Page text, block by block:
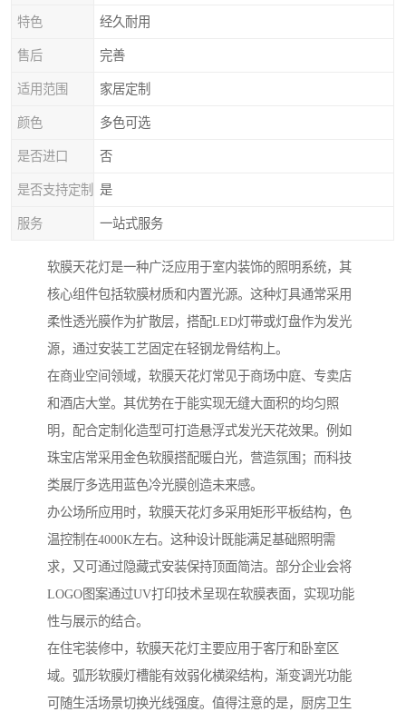
特色 经久耐用
售后 完善
适用范围 家居定制
颜色 多色可选
是否进口 否
是否支持定制 是
服务 一站式服务
软膜天花灯是一种广泛应用于室内装饰的照明系统，其
核心组件包括软膜材质和内置光源。这种灯具通常采用
柔性透光膜作为扩散层，搭配LED灯带或灯盘作为发光
源，通过安装工艺固定在轻钢龙骨结构上。
在商业空间领域，软膜天花灯常见于商场中庭、专卖店
和酒店大堂。其优势在于能实现无缝大面积的均匀照
明，配合定制化造型可打造悬浮式发光天花效果。例如
珠宝店常采用金色软膜搭配暖白光，营造氛围；而科技
类展厅多选用蓝色冷光膜创造未来感。
办公场所应用时，软膜天花灯多采用矩形平板结构，色
温控制在4000K左右。这种设计既能满足基础照明需
求，又可通过隐藏式安装保持顶面简洁。部分企业会将
LOGO图案通过UV打印技术呈现在软膜表面，实现功能
性与展示的结合。
在住宅装修中，软膜天花灯主要应用于客厅和卧室区
域。弧形软膜灯槽能有效弱化横梁结构，渐变调光功能
可随生活场景切换光线强度。值得注意的是，厨房卫生